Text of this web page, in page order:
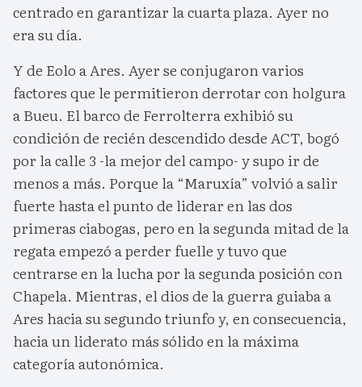
centrado en garantizar la cuarta plaza. Ayer no
era su día.
Y de Eolo a Ares. Ayer se conjugaron varios
factores que le permitieron derrotar con holgura
a Bueu. El barco de Ferrolterra exhibió su
condición de recién descendido desde ACT, bogó
por la calle 3 -la mejor del campo- y supo ir de
menos a más. Porque la “Maruxía” volvió a salir
fuerte hasta el punto de liderar en las dos
primeras ciabogas, pero en la segunda mitad de la
regata empezó a perder fuelle y tuvo que
centrarse en la lucha por la segunda posición con
Chapela. Mientras, el dios de la guerra guiaba a
Ares hacia su segundo triunfo y, en consecuencia,
hacia un liderato más sólido en la máxima
categoría autonómica.